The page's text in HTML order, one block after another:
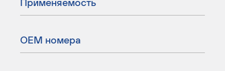
Применяемость
ОЕМ номера